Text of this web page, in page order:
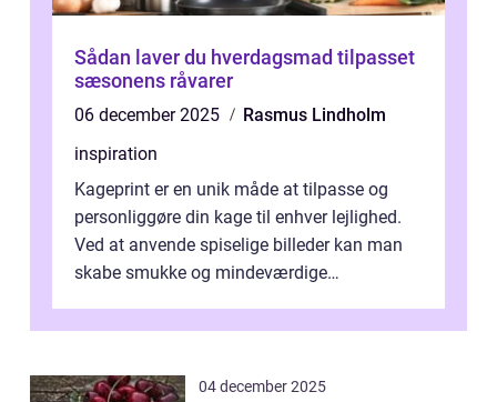
Sådan laver du hverdagsmad tilpasset
sæsonens råvarer
06 december 2025
Rasmus Lindholm
inspiration
Kageprint er en unik måde at tilpasse og
personliggøre din kage til enhver lejlighed.
Ved at anvende spiselige billeder kan man
skabe smukke og mindeværdige
04 december 2025